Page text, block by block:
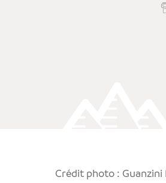
Crédit photo :